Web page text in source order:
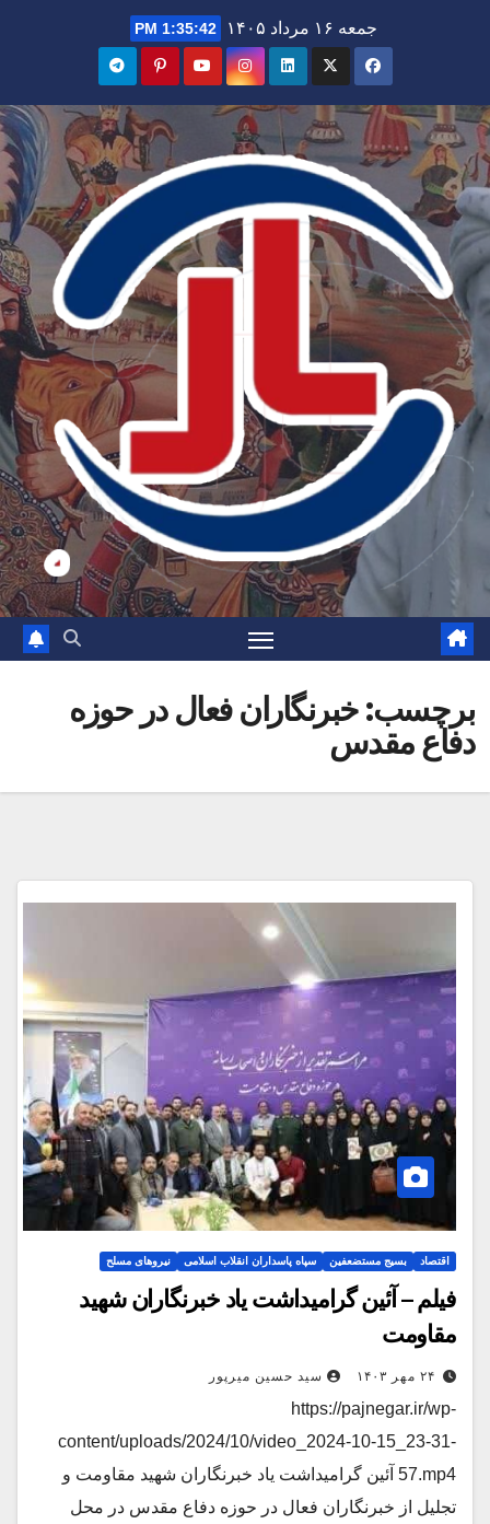
جمعه ۱۶ مرداد ۱۴۰۵ 1:35:44 PM
برچسب:خبرنگاران فعال در حوزه
دفاع مقدس
اقتصاد بسیج مستضعفین سپاه پاسداران انقلاب اسلامی نیروهای مسلح
فیلم – آئین گرامیداشت یاد خبرنگاران شهید
مقاومت
۲۴ مهر ۱۴۰۳ سید حسین میرپور
https://pajnegar.ir/wp-
content/uploads/2024/10/video_2024-10-15_23-31-
57.mp4 آئین گرامیداشت یاد خبرنگاران شهید مقاومت و
تجلیل از خبرنگاران فعال در حوزه دفاع مقدس در محل